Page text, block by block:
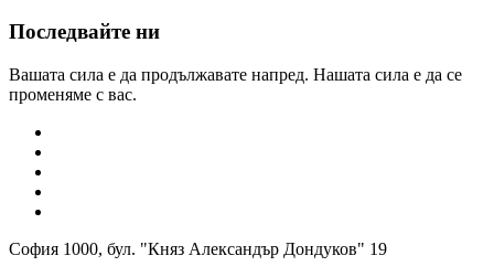
Последвайте ни
Вашата сила е да продължавате напред. Нашата сила е да се
променяме с вас.
София 1000, бул. "Княз Александър Дондуков" 19